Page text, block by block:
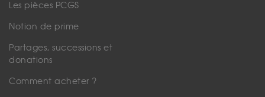
Les pièces PCGS
Notion de prime
Partages, successions et
donations
Comment acheter ?